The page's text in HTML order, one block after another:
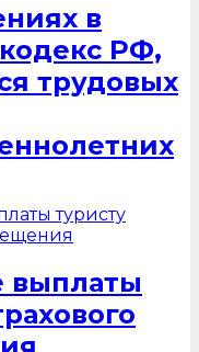
в
РФ,
трудовых
выплаты